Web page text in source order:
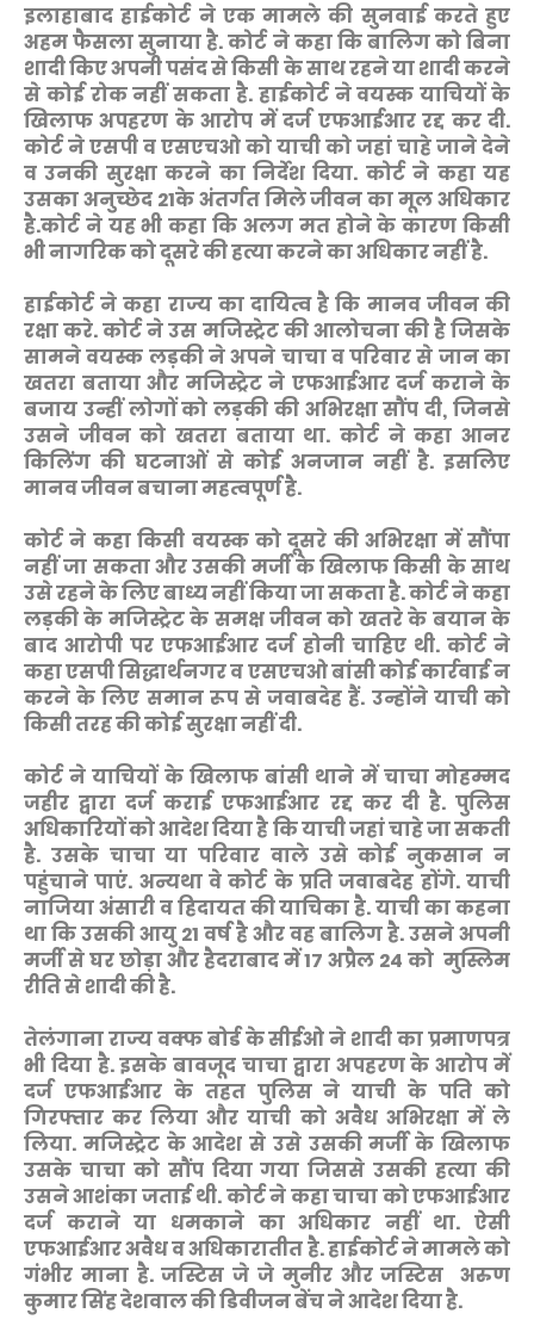
इलाहाबाद हाईकोर्ट ने एक मामले की सुनवाई करते हुए
अहम फैसला सुनाया है. कोर्ट ने कहा कि बालिग को बिना
शादी किए अपनी पसंद से किसी के साथ रहने या शादी करने
से कोई रोक नहीं सकता है. हाईकोर्ट ने वयस्क याचियों के
खिलाफ अपहरण के आरोप में दर्ज एफआईआर रद्द कर दी.
कोर्ट ने एसपी व एसएचओ को याची को जहां चाहे जाने देने
व उनकी सुरक्षा करने का निर्देश दिया. कोर्ट ने कहा यह
उसका अनुच्छेद 21के अंतर्गत मिले जीवन का मूल अधिकार
है.कोर्ट ने यह भी कहा कि अलग मत होने के कारण किसी
भी नागरिक को दूसरे की हत्या करने का अधिकार नहीं है.
हाईकोर्ट ने कहा राज्य का दायित्व है कि मानव जीवन की
रक्षा करे. कोर्ट ने उस मजिस्ट्रेट की आलोचना की है जिसके
सामने वयस्क लड़की ने अपने चाचा व परिवार से जान का
खतरा बताया और मजिस्ट्रेट ने एफआईआर दर्ज कराने के
बजाय उन्हीं लोगों को लड़की की अभिरक्षा सौंप दी, जिनसे
उसने जीवन को खतरा बताया था. कोर्ट ने कहा आनर
किलिंग की घटनाओं से कोई अनजान नहीं है. इसलिए
मानव जीवन बचाना महत्वपूर्ण है.
कोर्ट ने कहा किसी वयस्क को दूसरे की अभिरक्षा में सौंपा
नहीं जा सकता और उसकी मर्जी के खिलाफ किसी के साथ
उसे रहने के लिए बाध्य नहीं किया जा सकता है. कोर्ट ने कहा
लड़की के मजिस्ट्रेट के समक्ष जीवन को खतरे के बयान के
बाद आरोपी पर एफआईआर दर्ज होनी चाहिए थी. कोर्ट ने
कहा एसपी सिद्धार्थनगर व एसएचओ बांसी कोई कार्रवाई न
करने के लिए समान रूप से जवाबदेह हैं. उन्होंने याची को
किसी तरह की कोई सुरक्षा नहीं दी.
कोर्ट ने याचियों के खिलाफ बांसी थाने में चाचा मोहम्मद
जहीर द्वारा दर्ज कराई एफआईआर रद्द कर दी है. पुलिस
अधिकारियों को आदेश दिया है कि याची जहां चाहे जा सकती
है. उसके चाचा या परिवार वाले उसे कोई नुकसान न
पहुंचाने पाएं. अन्यथा वे कोर्ट के प्रति जवाबदेह होंगे. याची
नाजिया अंसारी व हिदायत की याचिका है. याची का कहना
था कि उसकी आयु 21 वर्ष है और वह बालिग है. उसने अपनी
मर्जी से घर छोड़ा और हैदराबाद में 17 अप्रैल 24 को मुस्लिम
रीति से शादी की है.
तेलंगाना राज्य वक्फ बोर्ड के सीईओ ने शादी का प्रमाणपत्र
भी दिया है. इसके बावजूद चाचा द्वारा अपहरण के आरोप में
दर्ज एफआईआर के तहत पुलिस ने याची के पति को
गिरफ्तार कर लिया और याची को अवैध अभिरक्षा में ले
लिया. मजिस्ट्रेट के आदेश से उसे उसकी मर्जी के खिलाफ
उसके चाचा को सौंप दिया गया जिससे उसकी हत्या की
उसने आशंका जताई थी. कोर्ट ने कहा चाचा को एफआईआर
दर्ज कराने या धमकाने का अधिकार नहीं था. ऐसी
एफआईआर अवैध व अधिकारातीत है. हाईकोर्ट ने मामले को
गंभीर माना है. जस्टिस जे जे मुनीर और जस्टिस अरुण
कुमार सिंह देशवाल की डिवीजन बेंच ने आदेश दिया है.